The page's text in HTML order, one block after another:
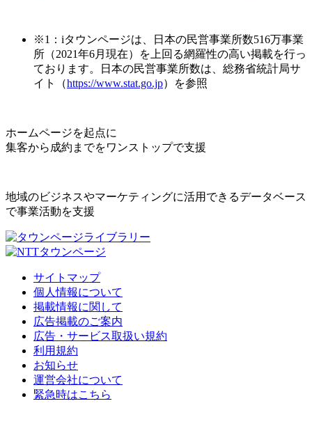
※1：iタウンページは、日本の民営事業所数516万事業
所（2021年6月現在）を上回る網羅性の高い掲載を行っ
ております。日本の民営事業所数は、総務省統計局サ
イト（https://www.stat.go.jp）を参照
ホームページを起点に
集客から成約までをワンストップで支援
地域のビジネスやマーケティングに活用できるデータベース
で事業活動を支援
サイトマップ
個人情報について
掲載情報に関して
広告掲載のご案内
広告・サービス取扱い規約
利用規約
お知らせ
運営会社について
緊急時はこちら